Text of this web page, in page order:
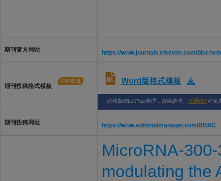
期刊官方网站 https://www.journals.elsevier.com/
期刊投稿格式模板
VIP专享 Word版格式模板
此模板由LetPub整理，仅供参考。 开通VIP可免
期刊投稿网址 https://www.editorialmanager.com/BBRC
MicroRNA-
modulating the